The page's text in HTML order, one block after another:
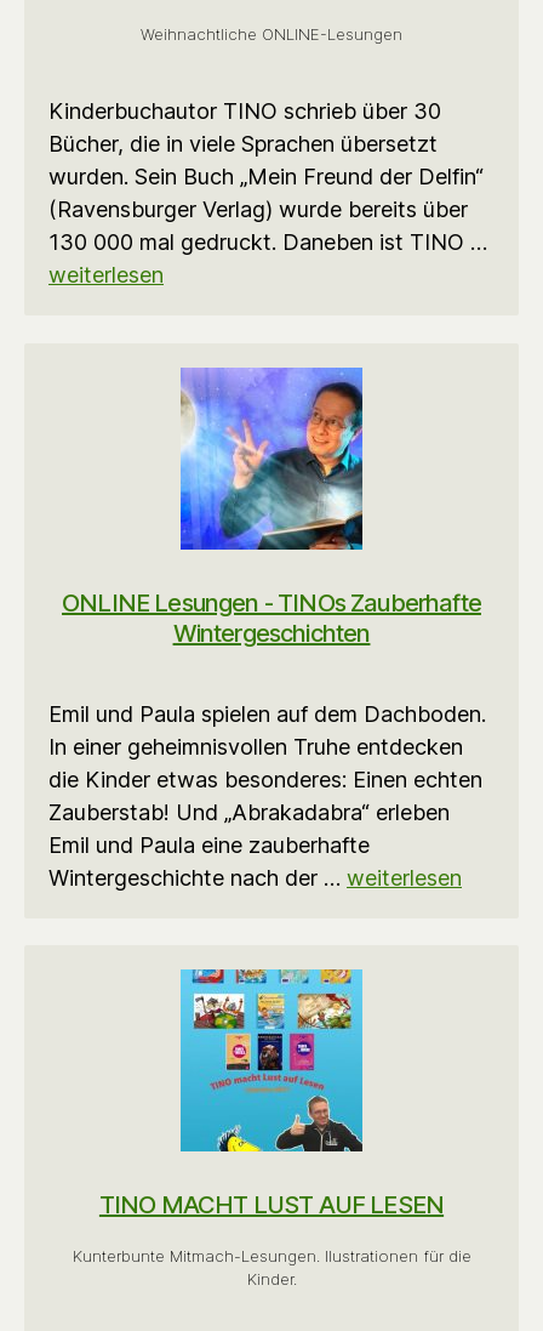
Weihnachtliche ONLINE-Lesungen
Kinderbuchautor TINO schrieb über 30
Bücher, die in viele Sprachen übersetzt
wurden. Sein Buch „Mein Freund der Delfin“
(Ravensburger Verlag) wurde bereits über
130 000 mal gedruckt. Daneben ist TINO …
weiterlesen
ONLINE Lesungen - TINOs Zauberhafte
Wintergeschichten
Emil und Paula spielen auf dem Dachboden.
In einer geheimnisvollen Truhe entdecken
die Kinder etwas besonderes: Einen echten
Zauberstab! Und „Abrakadabra“ erleben
Emil und Paula eine zauberhafte
Wintergeschichte nach der … weiterlesen
TINO MACHT LUST AUF LESEN
Kunterbunte Mitmach-Lesungen. Ilustrationen für die
Kinder.